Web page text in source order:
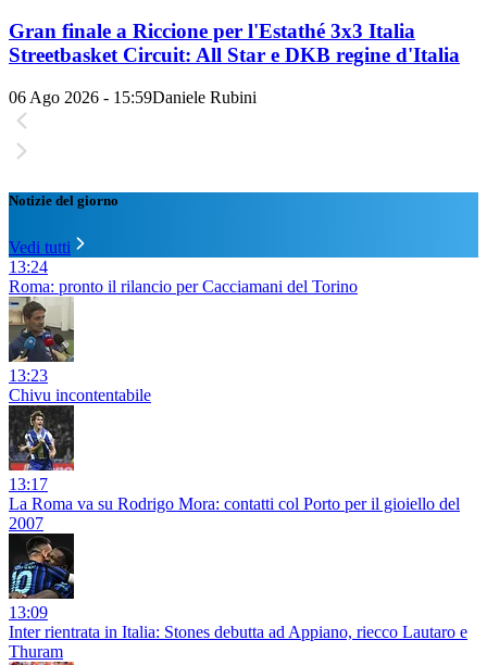
Gran finale a Riccione per l'Estathé 3x3 Italia
Streetbasket Circuit: All Star e DKB regine d'Italia
06 Ago 2026 - 15:59Daniele Rubini
Notizie del giorno
Vedi tutti
13:24
Roma: pronto il rilancio per Cacciamani del Torino
13:23
Chivu incontentabile
13:17
La Roma va su Rodrigo Mora: contatti col Porto per il gioiello del
2007
13:09
Inter rientrata in Italia: Stones debutta ad Appiano, riecco Lautaro e
Thuram